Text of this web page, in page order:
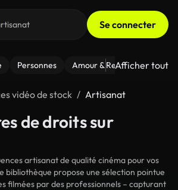
Se connecter
Personnes Amour & Relations Le
Afficher tout
vidéo de stock Artisanat
de droits sur
artisanat de qualité cinéma pour vos
bibliothèque propose une sélection pointue
filmées par des professionnels – capturant